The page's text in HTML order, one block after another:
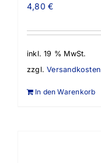
4,80€
inkl. 19 % MwSt.
zzgl.Versandkosten
In den Warenkorb